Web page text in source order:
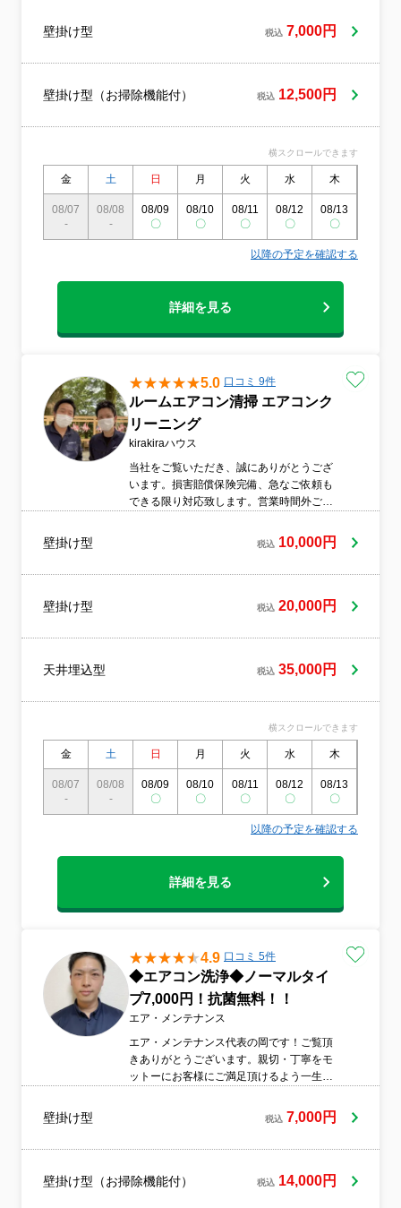
な接客対応、説明、作業には自信がありま
壁掛け型 税込 7,000円
壁掛け型（お掃除機能付） 税込 12,500円
横スクロールできます
金 土 日 月 火 水 木
08/07
-
08/08
-
08/09
〇
08/10
〇
08/11
〇
08/12
〇
08/13
〇
以降の予定を確認する
詳細を見る
5.0 口コミ 9件
ルームエアコン清掃 エアコンク
リーニング
kirakiraハウス
当社をご覧いただき、誠にありがとうござ
います。損害賠償保険完備、急なご依頼も
できる限り対応致します。営業時間外ご要
しましては、マスク使用、体温測定、アル
コール消毒を徹底しております。コロナワ
アコンクーリング通常価格10,000円（税
ン価格8,000円（税込）！！元気に笑顔での
安全に作業をさせていただきます。ご不明
問い合わせください。
壁掛け型 税込 10,000円
壁掛け型 税込 20,000円
天井埋込型 税込 35,000円
横スクロールできます
金 土 日 月 火 水 木
08/07
-
08/08
-
08/09
〇
08/10
〇
08/11
〇
08/12
〇
08/13
〇
以降の予定を確認する
詳細を見る
4.9 口コミ 5件
◆エアコン洗浄◆ノーマルタイ
プ7,000円！抗菌無料！！
エア・メンテナンス
エア・メンテナンス代表の岡です！ご覧頂
きありがとうございます。親切・丁寧をモ
ットーにお客様にご満足頂けるよう一生懸
上の施工実績小さな事でも気になる事はご
相談ください！★大手店舗様での経験豊
にしております！是非、お問い合わせくだ
壁掛け型 税込 7,000円
壁掛け型（お掃除機能付） 税込 14,000円